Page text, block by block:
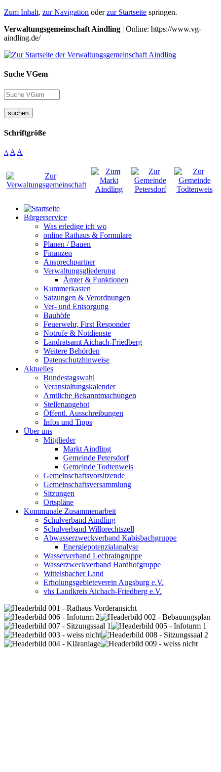
Zum Inhalt, zur Navigation oderzur Startseite springen.
Verwaltungsgemeinschaft Aindling | Online: https://www.vg-
aindling.de/
Suche VGem
suchen
Schriftgröße
A A A
Bürgerservice
Was erledige ich wo
online Rathaus & Formulare
Planen / Bauen
Finanzen
Ansprechpartner
Verwaltungsgliederung
Ämter & Funktionen
Kummerkasten
Satzungen & Verordnungen
Ver- und Entsorgung
Bauhöfe
Feuerwehr, First Responder
Notrufe & Notdienste
Landratsamt Aichach-Friedberg
Weitere Behörden
Datenschutzhinweise
Aktuelles
Bundestagswahl
Veranstaltungskalender
Amtliche Bekanntmachungen
Stellenangebot
Öffentl. Ausschreibungen
Infos und Tipps
Über uns
Mitglieder
Markt Aindling
Gemeinde Petersdorf
Gemeinde Todtenweis
Gemeinschaftsvorsitzende
Gemeinschaftsversammlung
Sitzungen
Ortspläne
Kommunale Zusammenarbeit
Schulverband Aindling
Schulverband Willprechtszell
Abwasserzweckverband Kabisbachgruppe
Energiepotenzialanalyse
Wasserverband Lechraingruppe
Wasserzweckverband Hardhofgruppe
Wittelsbacher Land
Erholungsgebieteverein Augsburg e.V.
vhs Landkreis Aichach-Friedberg e.V.